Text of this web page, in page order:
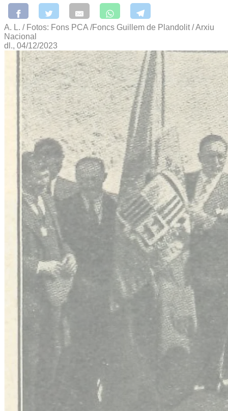
A. L. / Fotos: Fons PCA /Foncs Guillem de Plandolit / Arxiu
Nacional
dl., 04/12/2023